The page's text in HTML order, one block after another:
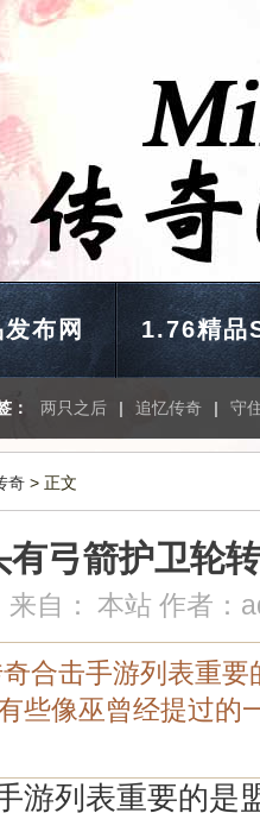
布网 1.76精品
： 两只之后 | 追忆传奇 | 守
奇 > 正文
有弓箭护卫轮
来自： 本站 作者：
合击手游列表重要
些像巫曾经提过的
游列表重要的是